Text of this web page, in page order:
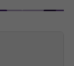
en je